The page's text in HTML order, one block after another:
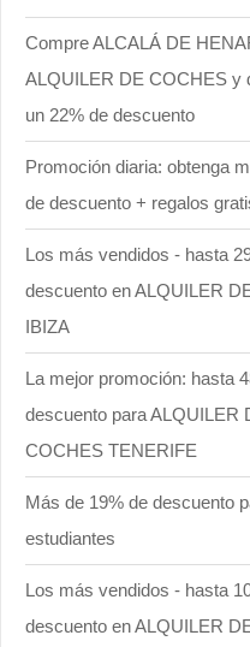
Compre ALCALÁ DE
ALQUILER DE COCHES y
un 22% de descuento
Promoción diaria: obtenga
de descuento + regalos
Los más vendidos - hasta
descuento en ALQUILER
IBIZA
La mejor promoción: hasta
descuento para ALQUILER
COCHES TENERIFE
Más de 19% de descuento
estudiantes
Los más vendidos - hasta
descuento en ALQUILER